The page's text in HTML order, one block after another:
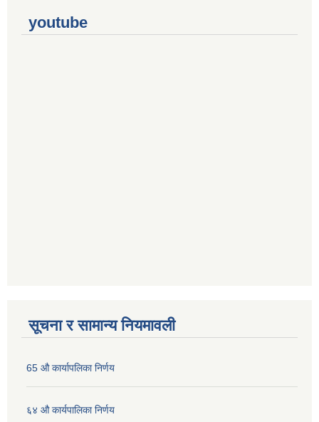
youtube
सूचना र सामान्य नियमावली
65 औ कार्यापलिका निर्णय
६४ औ कार्यपालिका निर्णय